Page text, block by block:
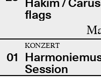
flags
01
KONZERT
Session